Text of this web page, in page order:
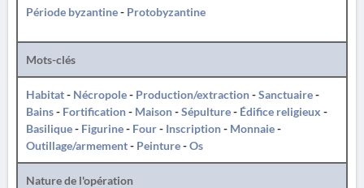
Période byzantine- Protobyzantine
Mots-clés
Habitat- Nécropole- Production/extraction-Sanctuaire-
Bains- Fortification- Maison-Sépulture- Édifice religieux -
Basilique- Figurine- Four- Inscription- Monnaie-
Outillage/armement- Peinture-Os
Nature de l'opération